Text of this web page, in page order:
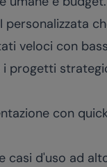
personalizzata
veloci con
i progetti
con
casi d'uso ad